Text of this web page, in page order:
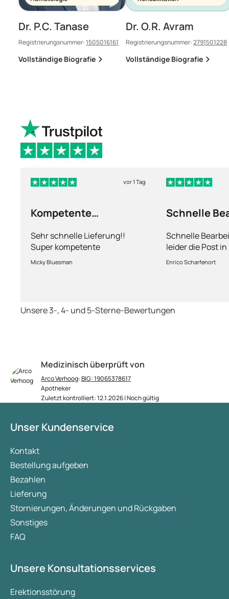
Medizinisch überprüft von
Arco Verhoog:BIG: 19065378617
Apotheker
Zuletzt kontrolliert: 12.1.2026 | Noch gültig
Dr. P.C. Tanase
Registrierungsnummer:1505016161
Vollständige Biografie
Dr. O.R. Avram
Registrierungsnummer:2791501228
Vollständige Biografie
vor 1 Tag
Kompetente
Sehr schnelle Lieferung!!
Super kompetente
Abhandlung!
Micky Bluesman
Schnelle
Schnelle
leider die Post
kriegt es nicht
dauert obwohl
Enrico Scharfenort
Unsere 3-, 4- und 5-Sterne-Bewertungen
Unser Kundenservice
Kontakt
Bestellung aufgeben
Bezahlen
Lieferung
Stornierungen, Änderungen und Rückgaben
Sonstiges
FAQ
Unsere Konsultationsservices
Erektionsstörung